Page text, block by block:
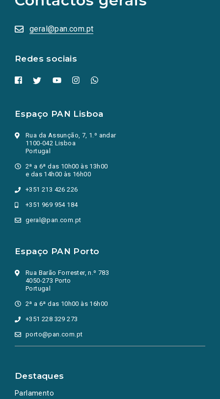
geral@pan.com.pt
Redes sociais
sociais
numa
nova
Espaço PAN Lisboa
Rua da Assunção, 7, 1.º andar
1100-042 Lisboa
Portugal
2ª a 6ª das 10h00 às 13h00
e das 14h00 às 16h00
+351 213 426 226
+351 969 954 184
geral@pan.com.pt
Espaço PAN Porto
Rua Barão Forrester, n.º 783
4050-273 Porto
Portugal
2ª a 6ª das 10h00 às 16h00
+351 228 329 273
porto@pan.com.pt
Destaques
Parlamento